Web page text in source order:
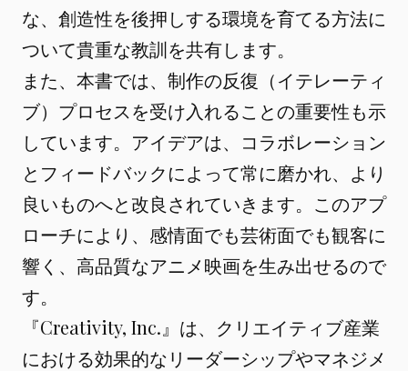
な、創造性を後押しする環境を育てる方法に
ついて貴重な教訓を共有します。
また、本書では、制作の反復（イテレーティ
ブ）プロセスを受け入れることの重要性も示
しています。アイデアは、コラボレーション
とフィードバックによって常に磨かれ、より
良いものへと改良されていきます。このアプ
ローチにより、感情面でも芸術面でも観客に
響く、高品質なアニメ映画を生み出せるので
す。
『Creativity, Inc.』は、クリエイティブ産業
における効果的なリーダーシップやマネジメ